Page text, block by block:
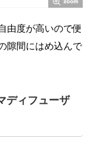
由度が高いので便
隙間にはめ込んで
ディフューザ